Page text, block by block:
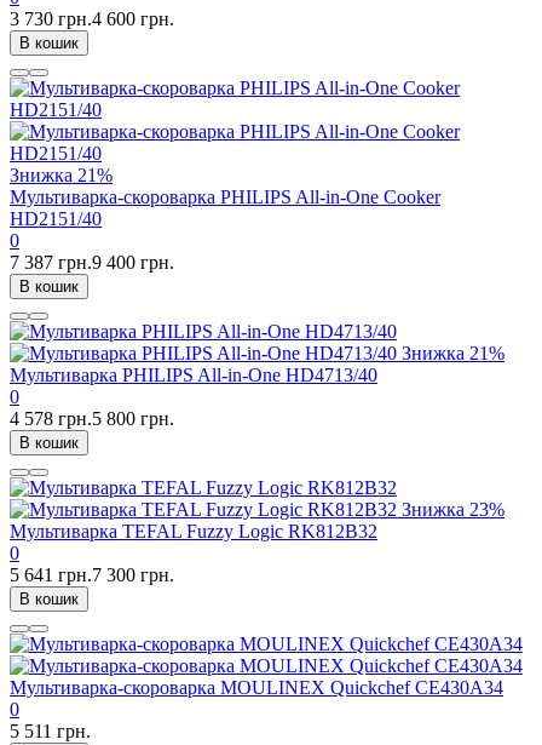
3 730 грн.4 600 грн.
В кошик
Знижка 21%
Мультиварка-скороварка PHILIPS All-in-One Cooker
HD2151/40
0
7 387 грн.9 400 грн.
В кошик
Знижка 21%
Мультиварка PHILIPS All-in-One HD4713/40
0
4 578 грн.5 800 грн.
В кошик
Знижка 23%
Мультиварка TEFAL Fuzzy Logic RK812B32
0
5 641 грн.7 300 грн.
В кошик
Мультиварка-скороварка MOULINEX Quickchef CE430A34
0
5 511 грн.